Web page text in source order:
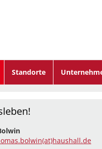
Standorte